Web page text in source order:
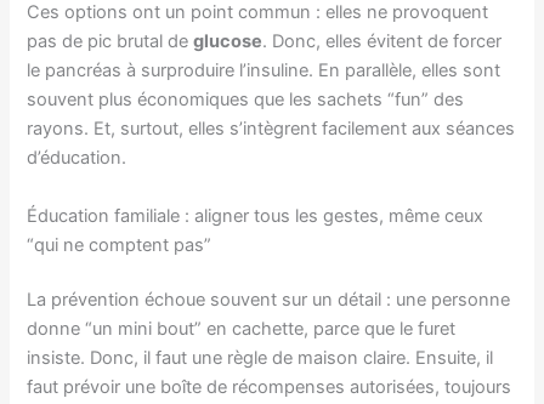
Ces options ont un point commun : elles ne provoquent
pas de pic brutal deglucose. Donc, elles évitent de forcer
le pancréas à surproduire l’insuline. En parallèle, elles sont
souvent plus économiques que les sachets “fun” des
rayons. Et, surtout, elles s’intègrent facilement aux séances
d’éducation.
Éducation familiale : aligner tous les gestes, même ceux
“qui ne comptent pas”
La prévention échoue souvent sur un détail : une personne
donne “un mini bout” en cachette, parce que le furet
insiste. Donc, il faut une règle de maison claire. Ensuite, il
faut prévoir une boîte de récompenses autorisées, toujours